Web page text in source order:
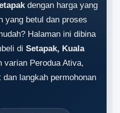
dengan harga yang
yang betul dan proses
Halaman ini dibina
di Setapak, Kuala
varian Perodua Ativa,
langkah permohonan